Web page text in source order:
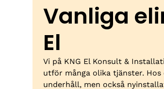
Vanliga
El
Vi på KNG El Konsult &
utför många olika tjänster.
underhåll, men också